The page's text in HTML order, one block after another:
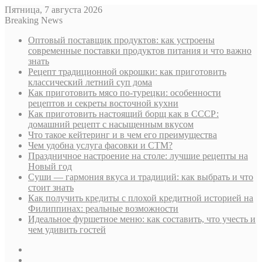
Пятница, 7 августа 2026
Breaking News
Оптовый поставщик продуктов: как устроены
современные поставки продуктов питания и что важно
знать
Рецепт традиционной окрошки: как приготовить
классический летний суп дома
Как приготовить мясо по-турецки: особенности
рецептов и секреты восточной кухни
Как приготовить настоящий борщ как в СССР:
домашний рецепт с насыщенным вкусом
Что такое кейтеринг и в чем его преимущества
Чем удобна услуга фасовки и СТМ?
Праздничное настроение на столе: лучшие рецепты на
Новый год
Суши — гармония вкуса и традиций: как выбрать и что
стоит знать
Как получить кредиты с плохой кредитной историей на
Филиппинах: реальные возможности
Идеальное фуршетное меню: как составить, что учесть и
чем удивить гостей